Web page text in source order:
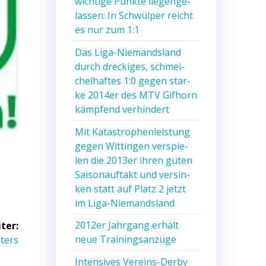
las­sen: In Schwül­per reicht
es nur zum 1:1
Das Liga-Nie­mands­land
durch dre­cki­ges, schmei­
chel­haf­tes 1:0 gegen star­
ke 2014er des MTV Gif­horn
kämp­fend verhindert
Mit Kata­stro­phen­leis­tung
gegen Wit­tin­gen ver­spie­
len die 2013er ihren guten
Sai­son­auf­takt und ver­sin­
ken statt auf Platz 2 jetzt
im Liga-Niemandsland
2012er Jahr­gang erhält
neue Trainingsanzüge
Inten­si­ves Ver­eins-Der­by